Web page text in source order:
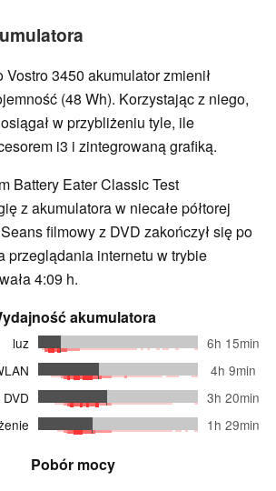
3450 akumulator zmienił
(48 Wh). Korzystając z niego,
w przybliżeniu tyle, ile
i3 i zintegrowaną grafiką.
Battery Eater Classic Test
z akumulatora w niecałe półtorej
filmowy z DVD zakończył się po
przeglądania internetu w trybie
4:09 h.
akumulatora
luz
6h 15min
4h 9min
DVD
3h 20min
1h 29min
Pobór mocy